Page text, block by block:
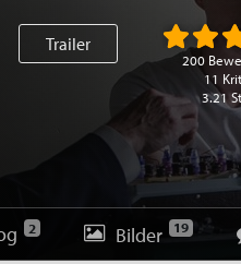
Trailer
200
11
3.21
2 Bilder 19